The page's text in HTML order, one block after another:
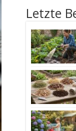
Letzte